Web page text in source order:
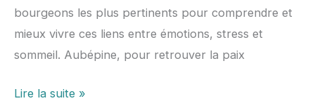
bourgeons les plus pertinents pour comprendre et
mieux vivre ces liens entre émotions, stress et
sommeil. Aubépine, pour retrouver la paix
Lire la suite »